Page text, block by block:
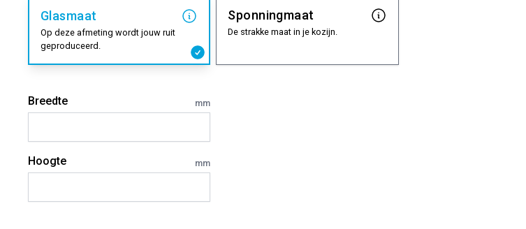
Glasmaat
Op deze afmeting wordt jouw ruit
geproduceerd.
Sponningmaat
De strakke maat in je kozijn.
Breedte mm
Hoogte mm